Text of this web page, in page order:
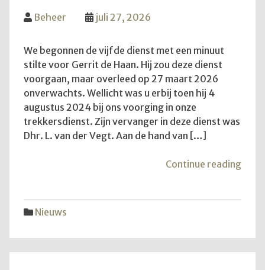
Beheer juli 27, 2026
We begonnen de vijfde dienst met een minuut
stilte voor Gerrit de Haan. Hij zou deze dienst
voorgaan, maar overleed op 27 maart 2026
onverwachts. Wellicht was u erbij toen hij 4
augustus 2024 bij ons voorging in onze
trekkersdienst. Zijn vervanger in deze dienst was
Dhr. L. van der Vegt. Aan de hand van […]
Continue reading"De
Nieuws